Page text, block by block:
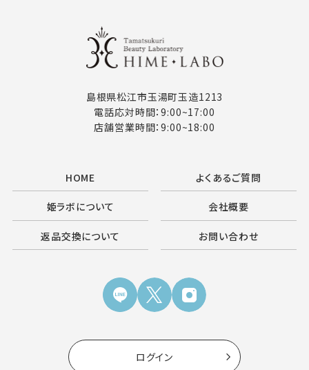
島根県松江市玉湯町玉造1213
電話応対時間：9:00~17:00
店舗営業時間：9:00~18:00
HOME よくあるご質問
姫ラボについて 会社概要
返品交換について お問い合わせ
ログイン